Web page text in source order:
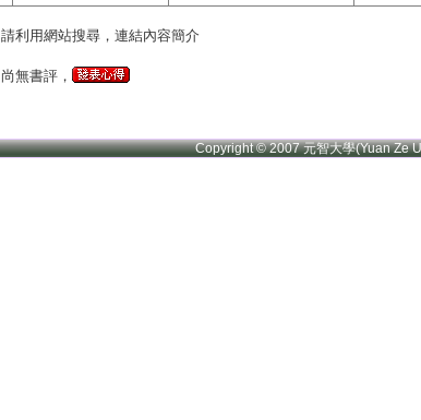
請利用網站搜尋，連結內容簡介
尚無書評，
Copyright © 2007 元智大學(Yuan Ze